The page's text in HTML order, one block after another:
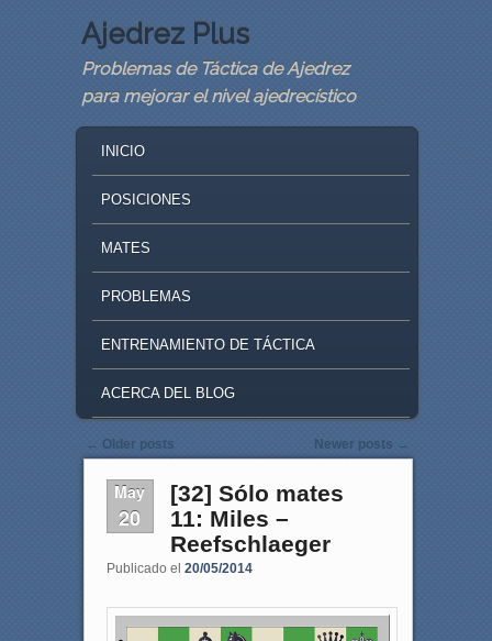
Ajedrez Plus
Problemas de Táctica de Ajedrez
para mejorar el nivel ajedrecístico
SKIP TO PRIMARY CONTENT
SKIP TO SECONDARY CONTENT
INICIO
POSICIONES
MATES
PROBLEMAS
ENTRENAMIENTO DE TÁCTICA
ACERCA DEL BLOG
Post navigation
← Older posts Newer posts →
May
20
[32] Sólo mates
11: Miles –
Reefschlaeger
Publicado el 20/05/2014